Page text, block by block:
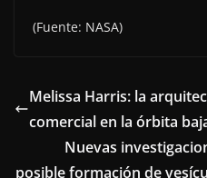
(Fuente: NASA)
Melissa Harris: la
comercial en la órbita
Nuevas
posible formación de